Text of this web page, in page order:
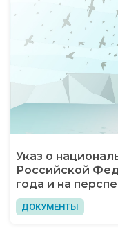
Указ о
Российской
года и на
ДОКУМЕНТЫ